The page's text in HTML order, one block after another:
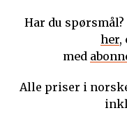
Har du spørsmål?
her,
med
Alle priser i